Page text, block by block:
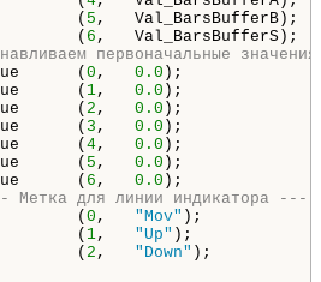
5 ,   Val_BarsBufferB);
6
первоначальные
(0 , 0.0 );
( 1, 0.0 );
( 2 , 0.0 );
( 3 , 0.0 );
(4, 0.0 );
( 5 , 0.0 );
( 6 , 0.0
для линии индикатора
( 0 , "Mov" );
( 1, "Up" );
( 2 , "Down" );